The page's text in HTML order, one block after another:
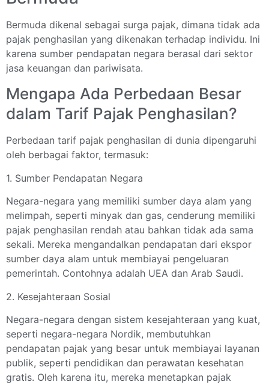
Bermuda dikenal sebagai surga pajak, dimana tidak ada
pajak penghasilan yang dikenakan terhadap individu. Ini
karena sumber pendapatan negara berasal dari sektor
jasa keuangan dan pariwisata.
Mengapa Ada Perbedaan Besar
dalam Tarif Pajak Penghasilan?
Perbedaan tarif pajak penghasilan di dunia dipengaruhi
oleh berbagai faktor, termasuk:
1. Sumber Pendapatan Negara
Negara-negara yang memiliki sumber daya alam yang
melimpah, seperti minyak dan gas, cenderung memiliki
pajak penghasilan rendah atau bahkan tidak ada sama
sekali. Mereka mengandalkan pendapatan dari ekspor
sumber daya alam untuk membiayai pengeluaran
pemerintah. Contohnya adalah UEA dan Arab Saudi.
2. Kesejahteraan Sosial
Negara-negara dengan sistem kesejahteraan yang kuat,
seperti negara-negara Nordik, membutuhkan
pendapatan pajak yang besar untuk membiayai layanan
publik, seperti pendidikan dan perawatan kesehatan
gratis. Oleh karena itu, mereka menetapkan pajak